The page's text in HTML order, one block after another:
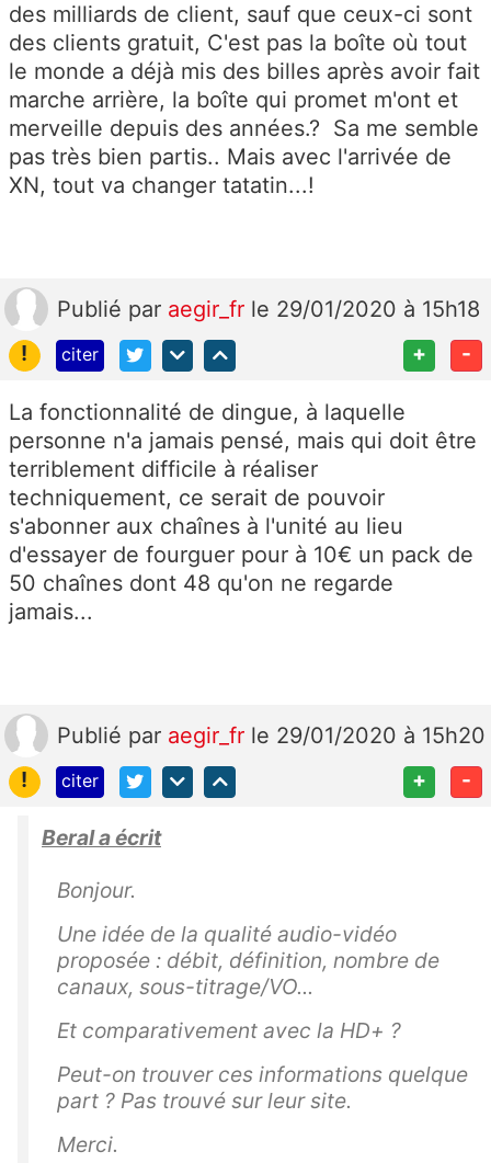
des milliards de client, sauf que ceux-ci sont
des clients gratuit, C'est pas la boîte où tout
le monde a déjà mis des billes après avoir fait
marche arrière, la boîte qui promet m'ont et
merveille depuis des années.? Sa me semble
pas très bien partis.. Mais avec l'arrivée de
XN, tout va changer tatatin...!
Publié par aegir_fr le 29/01/2020 à 15h18
!
citer + -
La fonctionnalité de dingue, à laquelle
personne n'a jamais pensé, mais qui doit être
terriblement difficile à réaliser
techniquement, ce serait de pouvoir
s'abonner aux chaînes à l'unité au lieu
d'essayer de fourguer pour à 10€ un pack de
50 chaînes dont 48 qu'on ne regarde
jamais...
Publié par aegir_fr le 29/01/2020 à 15h20
!
citer + -
Beral a écrit
Bonjour.
Une idée de la qualité audio-vidéo
proposée : débit, définition, nombre de
canaux, sous-titrage/VO...
Et comparativement avec la HD+ ?
Peut-on trouver ces informations quelque
part ? Pas trouvé sur leur site.
Merci.